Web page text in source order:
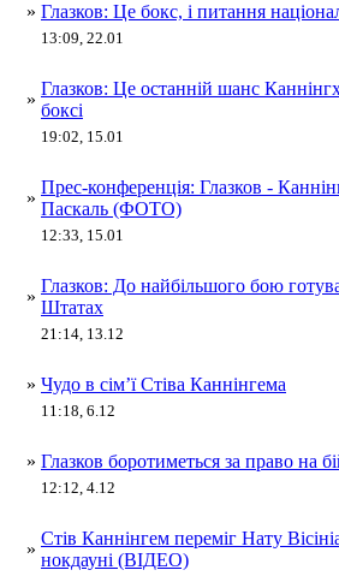
» Глазков: Це бокс, і питання
13:09, 22.01
»
Глазков: Це останній шанс
боксі
19:02, 15.01
»
Прес-конференція: Глазков -
Паскаль (ФОТО)
12:33, 15.01
»
Глазков: До найбільшого бою
Штатах
21:14, 13.12
» Чудо в сім’ї Стіва Каннінгема
11:18, 6.12
» Глазков боротиметься за право на
12:12, 4.12
»
Стів Каннінгем переміг Нату
нокдауні (ВІДЕО)